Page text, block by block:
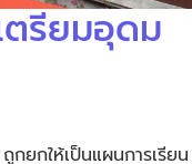
ตรียมอุดม
ยกให้เป็นแผนการเรียน